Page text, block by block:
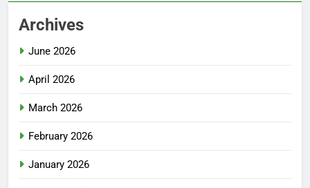
Archives
June 2026
April 2026
March 2026
February 2026
January 2026